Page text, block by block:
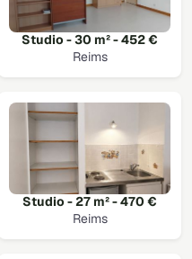
Studio - 30 m² - 452 €
Reims
Studio - 27 m² - 470 €
Reims